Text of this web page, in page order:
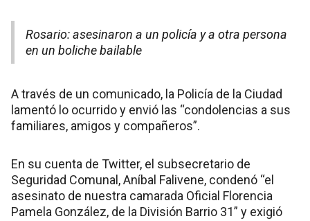
Rosario: asesinaron a un policía y a otra persona
en un boliche bailable
A través de un comunicado, la Policía de la Ciudad
lamentó lo ocurrido y envió las “condolencias a sus
familiares, amigos y compañeros”.
En su cuenta de Twitter, el subsecretario de
Seguridad Comunal, Aníbal Falivene, condenó “el
asesinato de nuestra camarada Oficial Florencia
Pamela González, de la División Barrio 31” y exigió